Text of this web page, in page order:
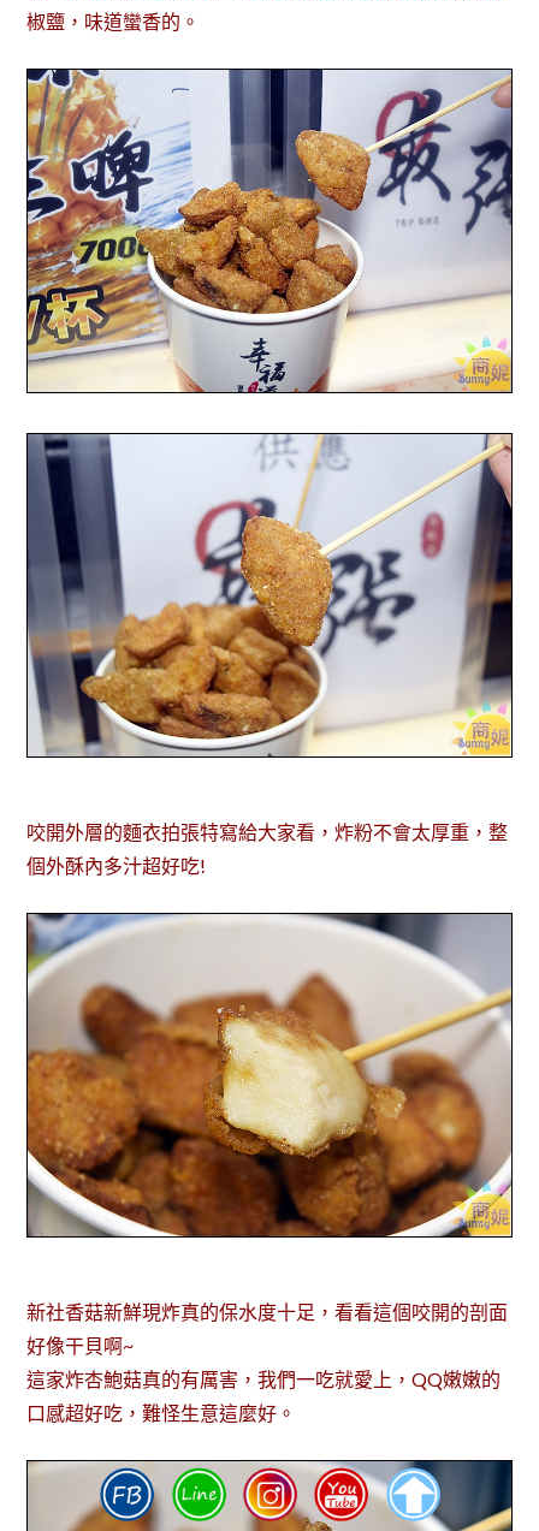
椒鹽，味道蠻香的。
咬開外層的麵衣拍張特寫給大家看，炸粉不會太厚重，整
個外酥內多汁超好吃!
新社香菇新鮮現炸真的保水度十足，看看這個咬開的剖面
好像干貝啊~
這家炸杏鮑菇真的有厲害，我們一吃就愛上，QQ嫩嫩的
口感超好吃，難怪生意這麼好。